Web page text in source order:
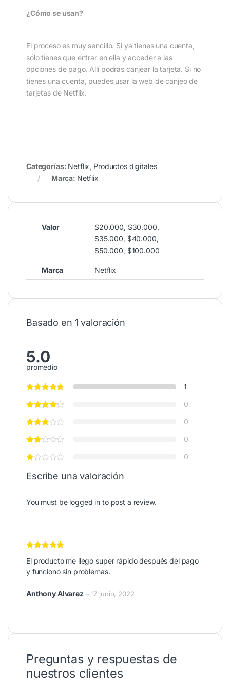
¿Cómo se usan?
El proceso es muy sencillo. Si ya tienes una cuenta,
sólo tienes que entrar en ella y acceder a las
opciones de pago. Allí podrás canjear la tarjeta. Si no
tienes una cuenta, puedes usar la web de canjeo de
tarjetas de Netflix.
Categorías: Netflix, Productos digitales
Marca: Netflix
Valor
$20.000, $30.000,
$35.000, $40.000,
$50.000, $100.000
Marca Netflix
Basado en 1 valoración
5.0
promedio
1
0
0
0
0
Escribe una valoración
You must be logged in to post a review.
de 5
El producto me llego super rápido después del pago
y funcionó sin problemas.
Anthony Alvarez– 17 junio, 2022
Preguntas y respuestas de
nuestros clientes